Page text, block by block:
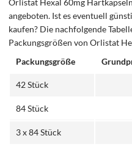
angeboten. Ist es eventuell
kaufen? Die nachfolgende
Packungsgrößen von Orlistat
Packungsgröße
42 Stück
84 Stück
3 x 84 Stück